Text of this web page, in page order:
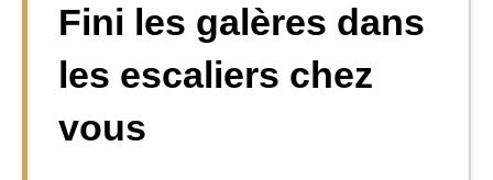
Fini les galères dans
les escaliers chez
vous